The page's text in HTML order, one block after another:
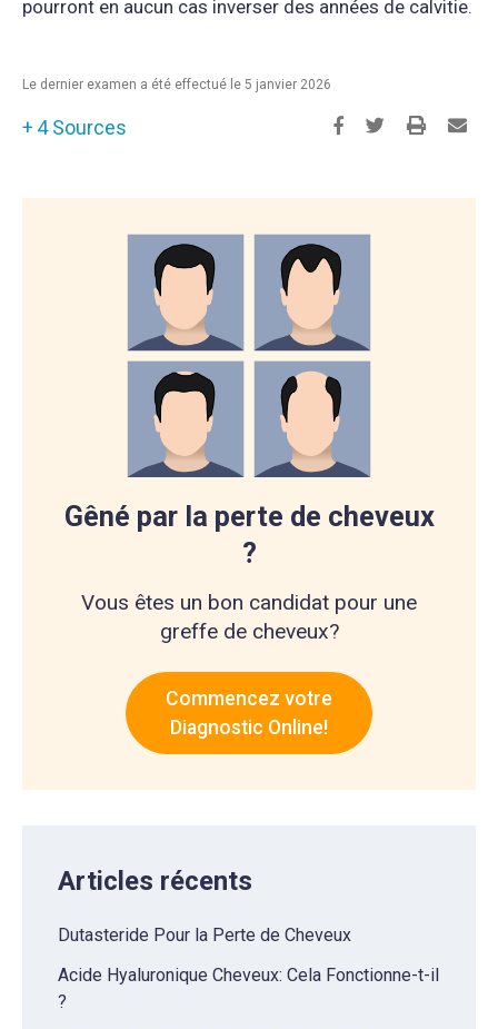
pourront en aucun cas inverser des années de calvitie.
Le dernier examen a été effectué le 5 janvier 2026
4 Sources
Gêné par la perte de cheveux
?
Vous êtes un bon candidat pour une
greffe de cheveux?
Commencez votre
Diagnostic Online!
Articles récents
Dutasteride Pour la Perte de Cheveux
Acide Hyaluronique Cheveux: Cela Fonctionne-t-il
?